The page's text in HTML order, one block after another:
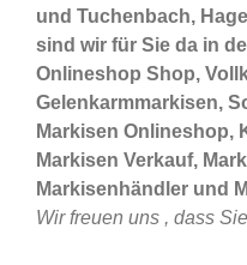
und Tuchenbach,
sind wir für Sie da in
Onlineshop Shop,
Gelenkarmmarkisen,
Markisen Onlineshop,
Markisen Verkauf,
Markisenhändler und
Wir freuen uns , dass